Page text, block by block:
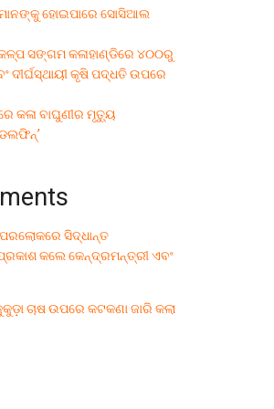
ହୋଇପାରେ ସୋସିଆଲ
ସଙ୍ଗମ କଳାହାଣ୍ଡିରେ ୪୦୦ରୁ
ଦୀର୍ଘସ୍ଥାୟୀ କୃଷି ପଦ୍ଧତି ଉପରେ
କଳା ବାଘୁଣୀର ମୃତ୍ୟୁ
ପରଲୋକରେ ସିଦ୍ଧାନ୍ତ
କଲେ କେନ୍ଦ୍ରମନ୍ତ୍ରୀ ଏବଂ
ଚାଷ ଉପରେ କଟକଣା ଜାରି କଲା